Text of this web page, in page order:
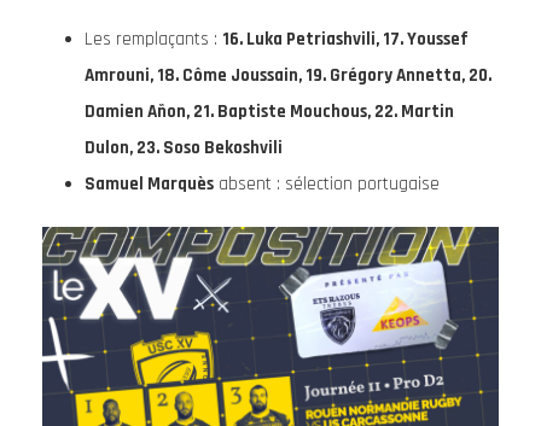
Les remplaçants : 16. Luka Petriashvili, 17. Youssef
Amrouni, 18. Côme Joussain, 19. Grégory Annetta, 20.
Damien Añon, 21. Baptiste Mouchous, 22. Martin
Dulon, 23. Soso Bekoshvili
Samuel Marquès absent : sélection portugaise